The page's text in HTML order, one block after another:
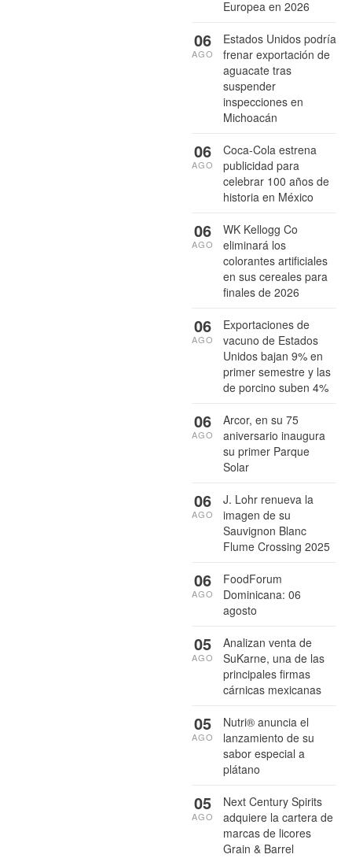
Europea en 2026
Estados Unidos podría
frenar exportación de
aguacate tras
suspender
inspecciones en
Michoacán
06
AGO
Coca-Cola estrena
publicidad para
celebrar 100 años de
historia en México
06
AGO
WK Kellogg Co
eliminará los
colorantes artificiales
en sus cereales para
finales de 2026
06
AGO
Exportaciones de
vacuno de Estados
Unidos bajan 9% en
primer semestre y las
de porcino suben 4%
06
AGO
Arcor, en su 75
aniversario inaugura
su primer Parque
Solar
06
AGO
J. Lohr renueva la
imagen de su
Sauvignon Blanc
Flume Crossing 2025
06
AGO
FoodForum
Dominicana: 06
agosto
06
AGO
Analizan venta de
SuKarne, una de las
principales firmas
cárnicas mexicanas
05
AGO
Nutri® anuncia el
lanzamiento de su
sabor especial a
plátano
05
AGO
Next Century Spirits
adquiere la cartera de
marcas de licores
Grain & Barrel
05
AGO